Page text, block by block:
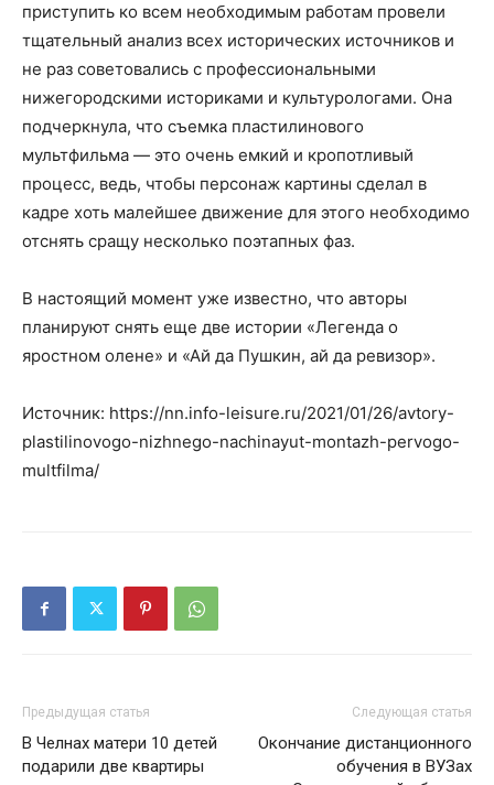
приступить ко всем необходимым работам провели
тщательный анализ всех исторических источников и
не раз советовались с профессиональными
нижегородскими историками и культурологами. Она
подчеркнула, что съемка пластилинового
мультфильма — это очень емкий и кропотливый
процесс, ведь, чтобы персонаж картины сделал в
кадре хоть малейшее движение для этого необходимо
отснять сращу несколько поэтапных фаз.
В настоящий момент уже известно, что авторы
планируют снять еще две истории «Легенда о
яростном олене» и «Ай да Пушкин, ай да ревизор».
Источник: https://nn.info-leisure.ru/2021/01/26/avtory-
plastilinovogo-nizhnego-nachinayut-montazh-pervogo-
multfilma/
Предыдущая статья
В Челнах матери 10 детей
подарили две квартиры
Следующая статья
Окончание дистанционного
обучения в ВУЗах